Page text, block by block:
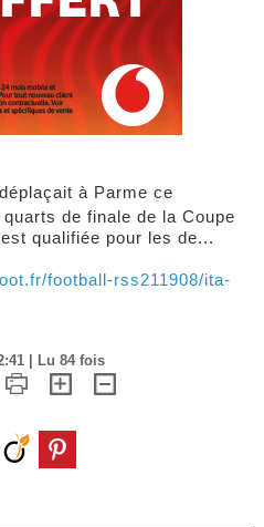
à Parme ce
de finale de la Coupe
qualifiée pour les de...
football-rss211908/ita-
| Lu 84 fois